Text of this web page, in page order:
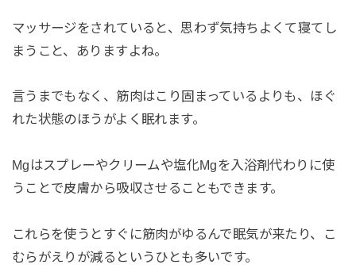
マッサージをされていると、思わず気持ちよくて寝てし
まうこと、ありますよね。
言うまでもなく、筋肉はこり固まっているよりも、ほぐ
れた状態のほうがよく眠れます。
Mgはスプレーやクリームや塩化Mgを入浴剤代わりに使
うことで皮膚から吸収させることもできます。
これらを使うとすぐに筋肉がゆるんで眠気が来たり、こ
むらがえりが減るというひとも多いです。